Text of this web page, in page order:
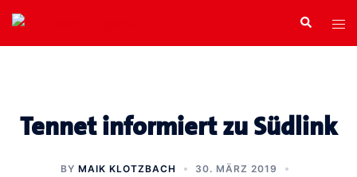
Zum
Inhalt
springen
Search
Tennet informiert zu Südlink
BY MAIK KLOTZBACH
30. MÄRZ 2019